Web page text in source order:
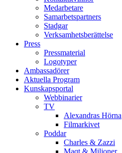
Medarbetare
Samarbetspartners
Stadgar
Verksamhetsberättelse
Press
Pressmaterial
Logotyper
Ambassadörer
Aktuella Program
Kunskapsportal
Webbinarier
TV
Alexandras Hörna
Filmarkivet
Poddar
Charles & Zazzi